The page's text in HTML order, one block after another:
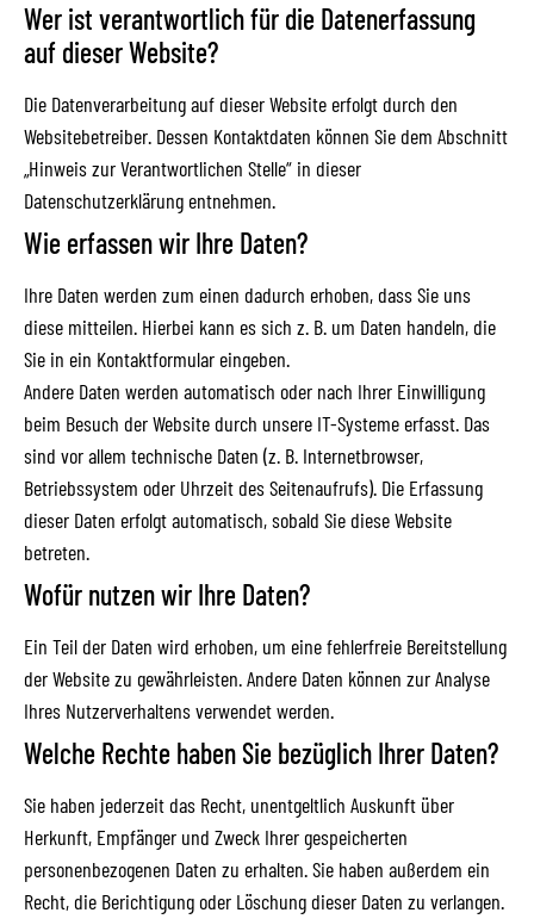
Wer ist verantwortlich für die Datenerfassung
auf dieser Website?
Die Datenverarbeitung auf dieser Website erfolgt durch den
Websitebetreiber. Dessen Kontaktdaten können Sie dem Abschnitt
„Hinweis zur Verantwortlichen Stelle“ in dieser
Datenschutzerklärung entnehmen.
Wie erfassen wir Ihre Daten?
Ihre Daten werden zum einen dadurch erhoben, dass Sie uns
diese mitteilen. Hierbei kann es sich z. B. um Daten handeln, die
Sie in ein Kontaktformular eingeben.
Andere Daten werden automatisch oder nach Ihrer Einwilligung
beim Besuch der Website durch unsere IT-Systeme erfasst. Das
sind vor allem technische Daten (z. B. Internetbrowser,
Betriebssystem oder Uhrzeit des Seitenaufrufs). Die Erfassung
dieser Daten erfolgt automatisch, sobald Sie diese Website
betreten.
Wofür nutzen wir Ihre Daten?
Ein Teil der Daten wird erhoben, um eine fehlerfreie Bereitstellung
der Website zu gewährleisten. Andere Daten können zur Analyse
Ihres Nutzerverhaltens verwendet werden.
Welche Rechte haben Sie bezüglich Ihrer Daten?
Sie haben jederzeit das Recht, unentgeltlich Auskunft über
Herkunft, Empfänger und Zweck Ihrer gespeicherten
personenbezogenen Daten zu erhalten. Sie haben außerdem ein
Recht, die Berichtigung oder Löschung dieser Daten zu verlangen.